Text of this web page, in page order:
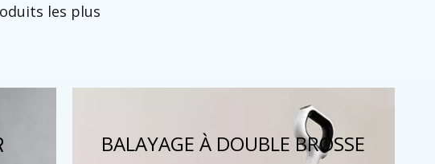
les plus
BALAYAGE À DOUBLE BROSSE